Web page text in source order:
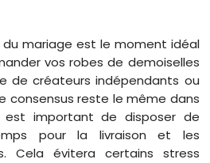
mariage est le moment idéal
vos robes de demoiselles
de créateurs indépendants ou
consensus reste le même dans
est important de disposer de
pour la livraison et les
Cela évitera certains stress